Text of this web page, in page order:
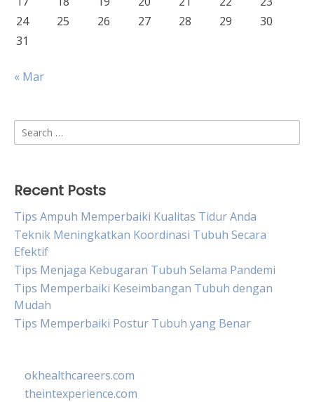
24
25 26 27 28 29
30
31
« Mar
Search
for:
Recent Posts
Tips Ampuh Memperbaiki Kualitas Tidur Anda
Teknik Meningkatkan Koordinasi Tubuh Secara
Efektif
Tips Menjaga Kebugaran Tubuh Selama Pandemi
Tips Memperbaiki Keseimbangan Tubuh dengan
Mudah
Tips Memperbaiki Postur Tubuh yang Benar
okhealthcareers.com
theintexperience.com